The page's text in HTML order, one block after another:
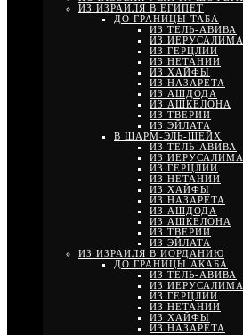
ИЗ ИЗРАИЛЯ В ЕГИПЕТ
ДО ГРАНИЦЫ ТАБА
ИЗ ТЕЛЬ-АВИВА
ИЗ ИЕРУСАЛИМА
ИЗ ГЕРЦЛИИ
ИЗ НЕТАНИИ
ИЗ ХАЙФЫ
ИЗ НАЗАРЕТА
ИЗ АШДОДА
ИЗ АШКЕЛОНА
ИЗ ТВЕРИИ
ИЗ ЭЙЛАТА
В ШАРМ-ЭЛЬ-ШЕЙХ
ИЗ ТЕЛЬ-АВИВА
ИЗ ИЕРУСАЛИМА
ИЗ ГЕРЦЛИИ
ИЗ НЕТАНИИ
ИЗ ХАЙФЫ
ИЗ НАЗАРЕТА
ИЗ АШДОДА
ИЗ АШКЕЛОНА
ИЗ ТВЕРИИ
ИЗ ЭЙЛАТА
ИЗ ИЗРАИЛЯ В ИОРДАНИЮ
ДО ГРАНИЦЫ АКАБА
ИЗ ТЕЛЬ-АВИВА
ИЗ ИЕРУСАЛИМА
ИЗ ГЕРЦЛИИ
ИЗ НЕТАНИИ
ИЗ ХАЙФЫ
ИЗ НАЗАРЕТА